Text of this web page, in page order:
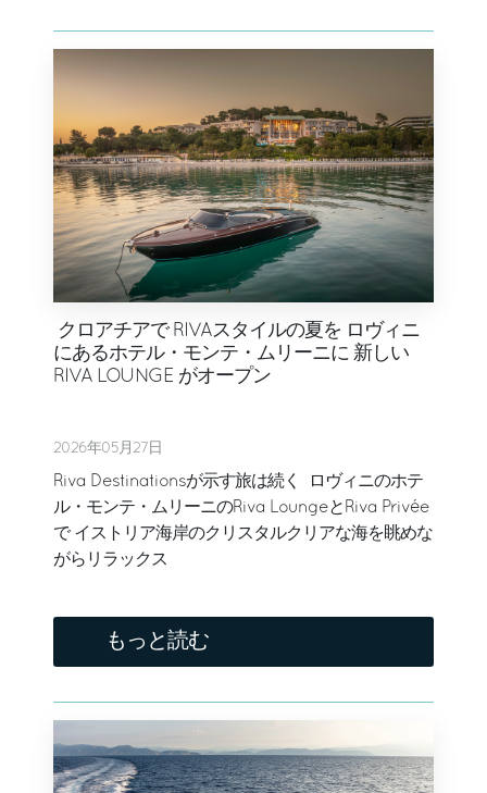
クロアチアで RIVAスタイルの夏を ロヴィニ
にあるホテル・モンテ・ムリーニに 新しい
RIVA LOUNGE がオープン
2026年05月27日
Riva Destinationsが示す旅は続く ロヴィニのホテ
ル・モンテ・ムリーニのRiva LoungeとRiva Privée
で イストリア海岸のクリスタルクリアな海を眺めな
がらリラックス
もっと読む